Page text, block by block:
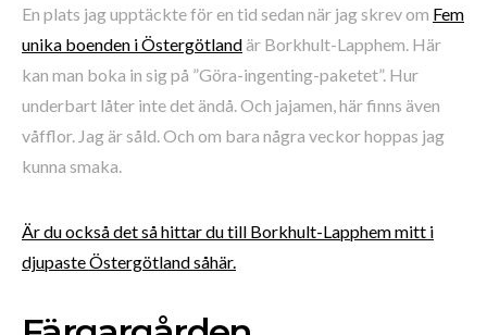
En plats jag upptäckte för en tid sedan när jag skrev om Fem
unika boenden i Östergötlandär Borkhult-Lapphem. Här
kan man boka in sig på ”Göra-ingenting-paketet”. Hur
underbart låter inte det ändå. Och jajamen, här finns även
våfflor. Jag är såld. Och om bara några veckor hoppas jag
kunna smaka.
Är du också det så hittar du till Borkhult-Lapphem mitt i
djupaste Östergötland såhär.